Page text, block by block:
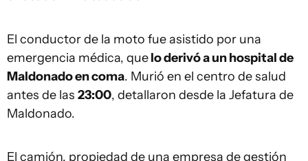
El conductor de la moto fue asistido por una
emergencia médica, quelo derivó a un hospital de
Maldonado en coma. Murió en el centro de salud
antes de las 23:00, detallaron desde la Jefatura de
Maldonado.
El camión, propiedad de una empresa de gestión